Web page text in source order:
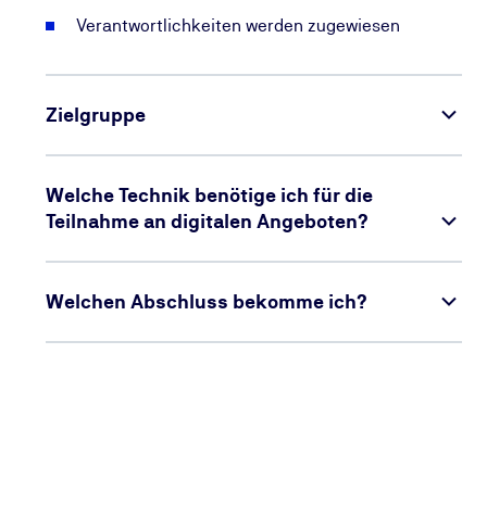
Verantwortlichkeiten werden zugewiesen
Zielgruppe
Welche Technik benötige ich für die
Teilnahme an digitalen Angeboten?
Welchen Abschluss bekomme ich?